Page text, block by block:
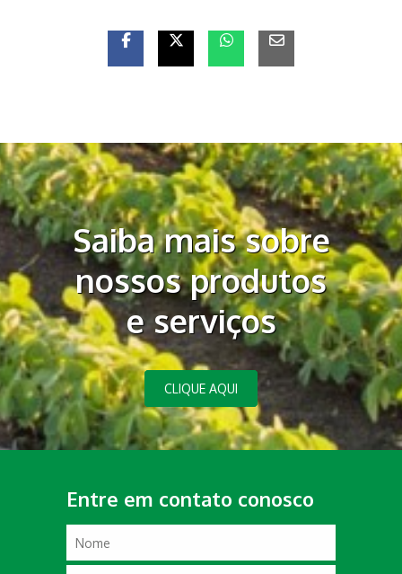
Saiba mais sobre
nossos produtos
e serviços
CLIQUE AQUI
Entre em contato conosco